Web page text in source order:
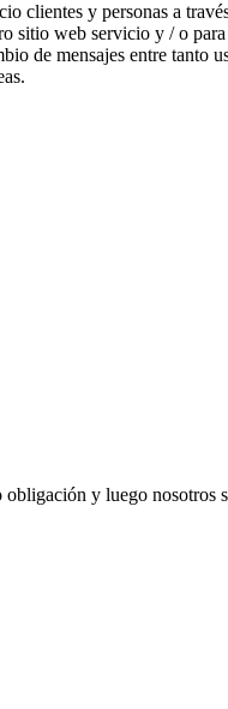
clientes y personas a
sitio web servicio y / o
de mensajes entre tanto
y luego nosotros